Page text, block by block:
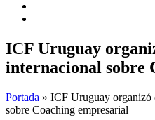
ICF Uruguay
internacional sobre
Portada » ICF Uruguay organizó
sobre Coaching empresarial